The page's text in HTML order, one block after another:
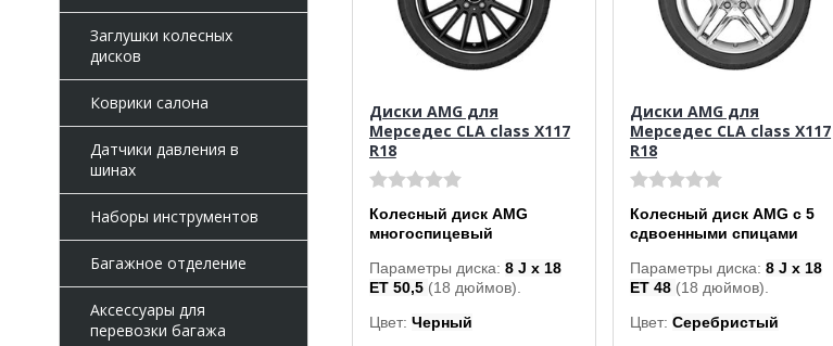
Заглушки колесных
дисков
Коврики салона
Датчики давления в
шинах
Наборы инструментов
Багажное отделение
Аксессуары для
перевозки багажа
Диски AMG для
Мерседес CLA class X117
R18
Колесный диск AMG
многоспицевый
Параметры диска: 8 J x 18
ET 50,5 (18 дюймов).
Цвет: Черный
Диски AMG для
Мерседес CLA class X117
R18
Колесный диск AMG с 5
сдвоенными спицами
Параметры диска:8 J x 18
ET 48 (18 дюймов).
Цвет:Серебристый